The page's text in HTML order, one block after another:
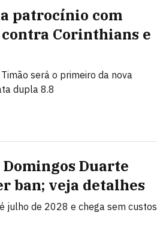
patrocínio com
contra Corinthians e
será o primeiro da nova
dupla 8.8
Duarte
ban; veja detalhes
julho de 2028 e chega sem custos